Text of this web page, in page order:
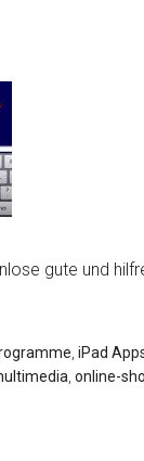
gute und
,iPad
,online-